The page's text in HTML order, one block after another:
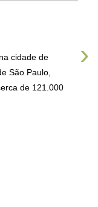
›
cidade de
São Paulo,
de 121.000